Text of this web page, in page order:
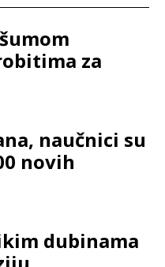
za
naučnici su
novih
dubinama